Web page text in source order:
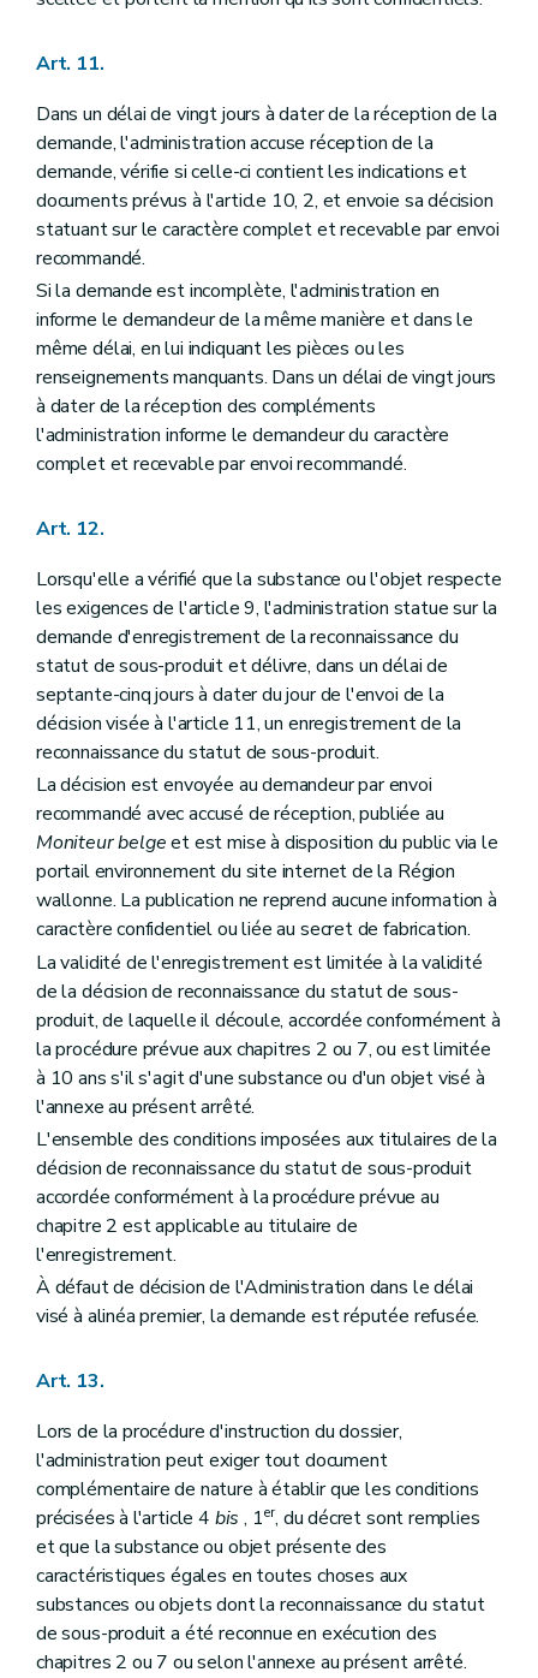
Art. 11.
Dans un délai de vingt jours à dater de la réception de la
demande, l'administration accuse réception de la
demande, vérifie si celle-ci contient les indications et
documents prévus à l'article 10, 2, et envoie sa décision
statuant sur le caractère complet et recevable par envoi
recommandé.
Si la demande est incomplète, l'administration en
informe le demandeur de la même manière et dans le
même délai, en lui indiquant les pièces ou les
renseignements manquants. Dans un délai de vingt jours
à dater de la réception des compléments
l'administration informe le demandeur du caractère
complet et recevable par envoi recommandé.
Art. 12.
Lorsqu'elle a vérifié que la substance ou l'objet respecte
les exigences de l'article 9, l'administration statue sur la
demande d'enregistrement de la reconnaissance du
statut de sous-produit et délivre, dans un délai de
septante-cinq jours à dater du jour de l'envoi de la
décision visée à l'article 11, un enregistrement de la
reconnaissance du statut de sous-produit.
La décision est envoyée au demandeur par envoi
recommandé avec accusé de réception, publiée au
Moniteur belgeet est mise à disposition du public via le
portail environnement du site internet de la Région
wallonne. La publication ne reprend aucune information à
caractère confidentiel ou liée au secret de fabrication.
La validité de l'enregistrement est limitée à la validité
de la décision de reconnaissance du statut de sous-
produit, de laquelle il découle, accordée conformément à
la procédure prévue aux chapitres 2 ou 7, ou est limitée
à 10 ans s'il s'agit d'une substance ou d'un objet visé à
l'annexe au présent arrêté.
L'ensemble des conditions imposées aux titulaires de la
décision de reconnaissance du statut de sous-produit
accordée conformément à la procédure prévue au
chapitre 2 est applicable au titulaire de
l'enregistrement.
À défaut de décision de l'Administration dans le délai
visé à alinéa premier, la demande est réputée refusée.
Art. 13.
Lors de la procédure d'instruction du dossier,
l'administration peut exiger tout document
complémentaire de nature à établir que les conditions
précisées à l'article 4 bis , 1er, du décret sont remplies
et que la substance ou objet présente des
caractéristiques égales en toutes choses aux
substances ou objets dont la reconnaissance du statut
de sous-produit a été reconnue en exécution des
chapitres 2 ou 7 ou selon l'annexe au présent arrêté.